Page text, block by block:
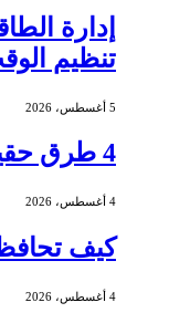
إدارة
تنظيم
5 أغسطس، 2026
4 طرق حقيقية لمساندة زميل يمر بمحنة
4 أغسطس، 2026
كيف
4 أغسطس، 2026